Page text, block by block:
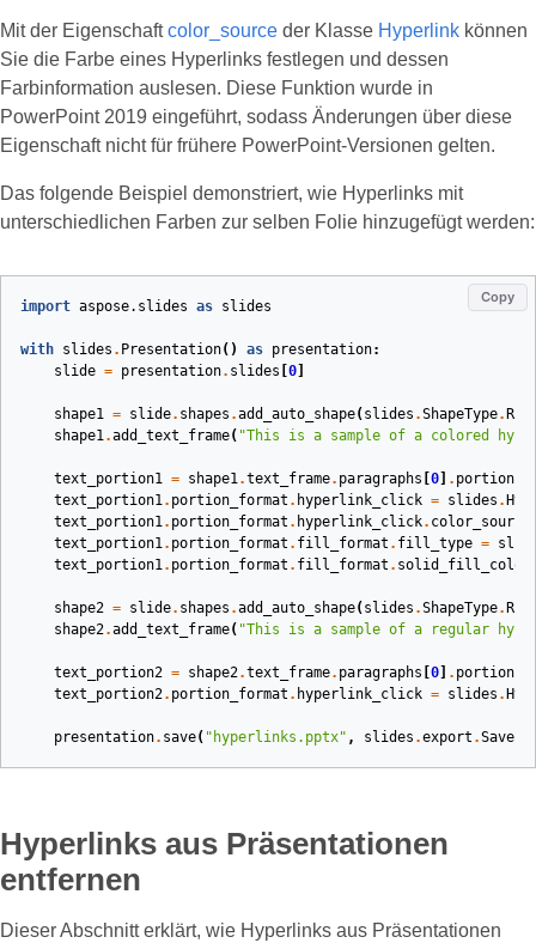
Mit der Eigenschaftcolor_source der Klasse Hyperlink können
Sie die Farbe eines Hyperlinks festlegen und dessen
Farbinformation auslesen. Diese Funktion wurde in
PowerPoint 2019 eingeführt, sodass Änderungen über diese
Eigenschaft nicht für frühere PowerPoint‑Versionen gelten.
Das folgende Beispiel demonstriert, wie Hyperlinks mit
unterschiedlichen Farben zur selben Folie hinzugefügt werden:
Copy
import aspose.slides as slides
with slides . Presentation() as presentation:
slide = presentation. slides 0
shape1 = slide. shapes .add_auto_shape( slides .ShapeType.
shape1.add_text_frame( "This is a sample of a colored
text_portion1 = shape1.text_frame. paragraphs 0 . portions
text_portion1. portion_format . hyperlink_click = slides .
text_portion1. portion_format . hyperlink_click. color_source
text_portion1. portion_format . fill_format . fill_type =
text_portion1. portion_format . fill_format . solid_fill_color
shape2 = slide. shapes .add_auto_shape( slides .ShapeType.
shape2.add_text_frame( "This is a sample of a regular
text_portion2 = shape2.text_frame. paragraphs 0 . portions
text_portion2. portion_format . hyperlink_click = slides .
presentation. save( "hyperlinks.pptx" , slides .export .
Hyperlinks aus Präsentationen
entfernen
Dieser Abschnitt erklärt, wie Hyperlinks aus Präsentationen